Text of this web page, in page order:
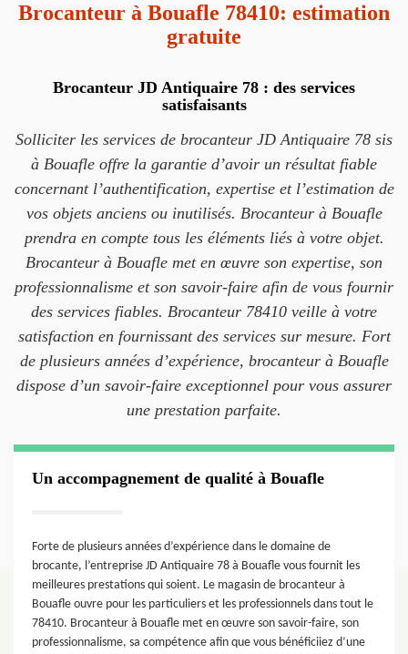
Brocanteur à Bouafle 78410: estimation
gratuite
Brocanteur JD Antiquaire 78 : des services
satisfaisants
Solliciter les services de brocanteur JD Antiquaire 78 sis
à Bouafle offre la garantie d’avoir un résultat fiable
concernant l’authentification, expertise et l’estimation de
vos objets anciens ou inutilisés. Brocanteur à Bouafle
prendra en compte tous les éléments liés à votre objet.
Brocanteur à Bouafle met en œuvre son expertise, son
professionnalisme et son savoir-faire afin de vous fournir
des services fiables. Brocanteur 78410 veille à votre
satisfaction en fournissant des services sur mesure. Fort
de plusieurs années d’expérience, brocanteur à Bouafle
dispose d’un savoir-faire exceptionnel pour vous assurer
une prestation parfaite.
Un accompagnement de qualité à Bouafle
Forte de plusieurs années d’expérience dans le domaine de
brocante, l’entreprise JD Antiquaire 78 à Bouafle vous fournit les
meilleures prestations qui soient. Le magasin de brocanteur à
Bouafle ouvre pour les particuliers et les professionnels dans tout le
78410. Brocanteur à Bouafle met en œuvre son savoir-faire, son
professionnalisme, sa compétence afin que vous bénéficiiez d’une